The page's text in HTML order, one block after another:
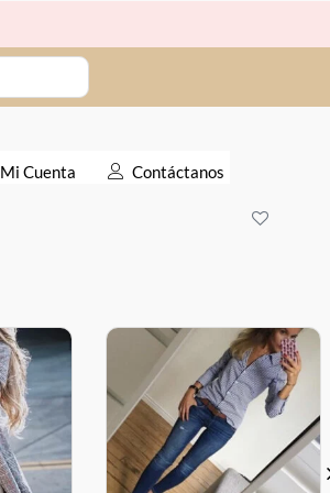
Mi Cuenta Contáctanos